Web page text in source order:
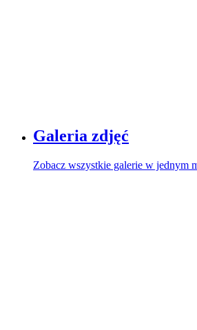
Galeria zdjęć
Zobacz wszystkie galerie w jednym